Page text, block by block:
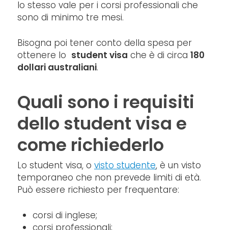
lo stesso vale per i corsi professionali che
sono di minimo tre mesi.
Bisogna poi tener conto della spesa per
ottenere lo student visa che è di circa 180
dollari australiani.
Quali sono i requisiti
dello student visa e
come richiederlo
Lo student visa, o visto studente, è un visto
temporaneo che non prevede limiti di età.
Può essere richiesto per frequentare:
corsi di inglese;
corsi professionali;